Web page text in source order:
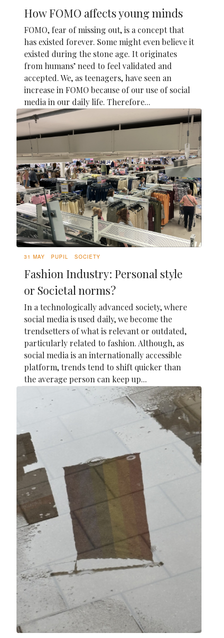
How FOMO affects young minds
FOMO, fear of missing out, is a concept that
has existed forever. Some might even believe it
existed during the stone age. It originates
from humans’ need to feel validated and
accepted. We, as teenagers, have seen an
increase in FOMO because of our use of social
media in our daily life. Therefore...
31 MAY PUPIL SOCIETY
Fashion Industry: Personal style
or Societal norms?
In a technologically advanced society, where
social media is used daily, we become the
trendsetters of what is relevant or outdated,
particularly related to fashion. Although, as
social media is an internationally accessible
platform, trends tend to shift quicker than
the average person can keep up...